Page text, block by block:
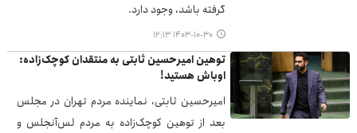
گرفته باشد، وجود دارد.
۱۴۰۳-۱۰-۳۰ ۱۲:۱۳
توهین امیرحسین ثابتی به منتقدان کوچک‌زاده:
اوباش هستید!
امیرحسین ثابتی، نماینده مردم تهران در مجلس
بعد از توهین کوچک‌زاده به مردم لس‌آنجلس و